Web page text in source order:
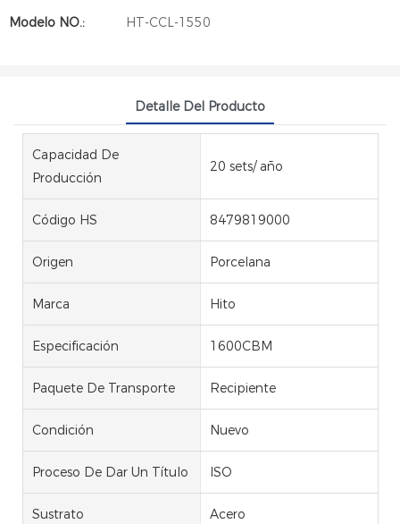
Modelo NO.:
HT-CCL-1550
Detalle Del Producto
Capacidad De
Producción
20 sets/ año
Código HS 8479819000
Origen Porcelana
Marca Hito
Especificación 1600CBM
Paquete De Transporte Recipiente
Condición Nuevo
Proceso De Dar Un Título ISO
Sustrato Acero